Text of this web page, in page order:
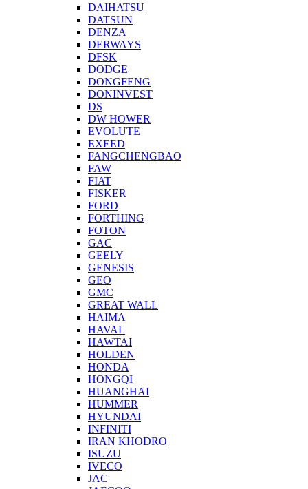
DAIHATSU
DATSUN
DENZA
DERWAYS
DFSK
DODGE
DONGFENG
DONINVEST
DS
DW HOWER
EVOLUTE
EXEED
FANGCHENGBAO
FAW
FIAT
FISKER
FORD
FORTHING
FOTON
GAC
GEELY
GENESIS
GEO
GMC
GREAT WALL
HAIMA
HAVAL
HAWTAI
HOLDEN
HONDA
HONGQI
HUANGHAI
HUMMER
HYUNDAI
INFINITI
IRAN KHODRO
ISUZU
IVECO
JAC